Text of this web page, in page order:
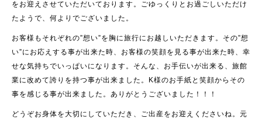
をお迎えさせていただいております。ごゆっくりとお過ごしいただけ
たようで、何よりでございました。
お客様もそれぞれの”想い”を胸に旅行にお越しいただきます。その”想
い”にお応えする事が出来た時、お客様の笑顔を見る事が出来た時、幸
せな気持ちでいっぱいになります。そんな、お手伝いが出来る、旅館
業に改めて誇りを持つ事が出来ました。K様のお手紙と笑顔からその
事を感じる事が出来ました。ありがとうございました！！！
どうぞお身体を大切にしていただき、ご出産をお迎えくださいね。元